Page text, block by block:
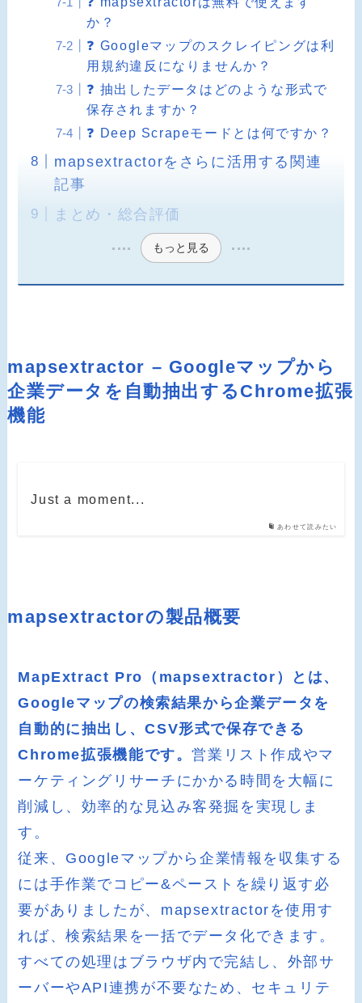
か？
❓ Googleマップのスクレイピングは利
用規約違反になりませんか？
❓ 抽出したデータはどのような形式で
保存されますか？
❓ Deep Scrapeモードとは何ですか？
mapsextractorをさらに活用する関連
記事
まとめ・総合評価
もっと見る
mapsextractor – Googleマップから
企業データを自動抽出するChrome拡張
機能
あわせて読みたい
Just a moment...
mapsextractorの製品概要
MapExtract Pro（mapsextractor）とは、
Googleマップの検索結果から企業データを
自動的に抽出し、CSV形式で保存できる
Chrome拡張機能です。営業リスト作成やマ
ーケティングリサーチにかかる時間を大幅に
削減し、効率的な見込み客発掘を実現しま
す。
従来、Googleマップから企業情報を収集する
には手作業でコピー&ペーストを繰り返す必
要がありましたが、mapsextractorを使用す
れば、検索結果を一括でデータ化できます。
すべての処理はブラウザ内で完結し、外部サ
ーバーやAPI連携が不要なため、セキュリテ